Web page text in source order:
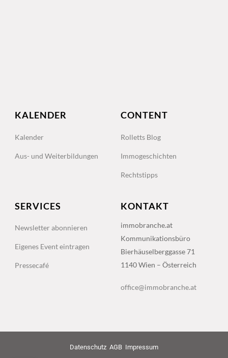
KALENDER
Kalender
Aus- und Weiterbildungen
CONTENT
Rolletts Blog
Immogeschichten
Rechtstipps
SERVICES
Newsletter abonnieren
Eigenes Event eintragen
Pressecafé
KONTAKT
immobranche.at
Kommunikationsbüro
Bierhäuselberggasse 71
1140 Wien – Österreich
office@immobranche.at
Datenschutz AGB Impressum